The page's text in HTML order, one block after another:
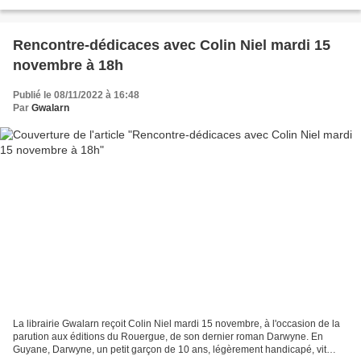
Rencontre-dédicaces avec Colin Niel mardi 15
novembre à 18h
Publié le 08/11/2022 à 16:48
Par Gwalarn
La librairie Gwalarn reçoit Colin Niel mardi 15 novembre, à l'occasion de la
parution aux éditions du Rouergue, de son dernier roman Darwyne. En
Guyane, Darwyne, un petit garçon de 10 ans, légèrement handicapé, vit